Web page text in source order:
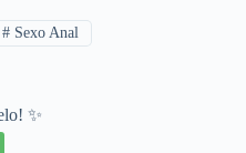
# Sexo Anal
✨